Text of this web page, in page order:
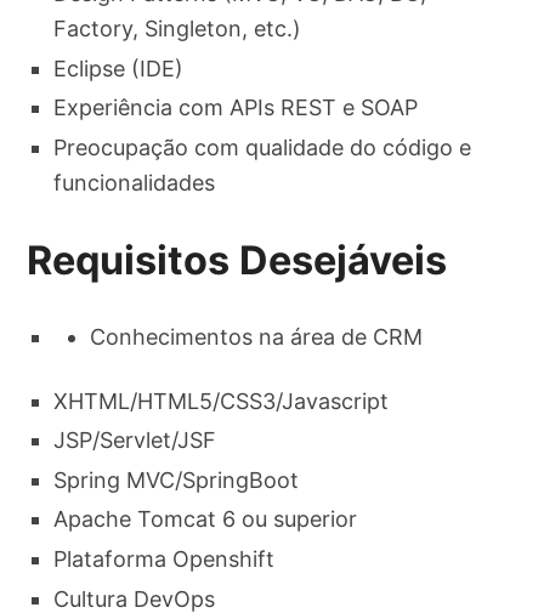
Factory, Singleton, etc.)​
Eclipse (IDE)​
Experiência com APIs REST e SOAP​
Preocupação com qualidade do código e
funcionalidades​
Requisitos Desejáveis
Conhecimentos na área de CRM​
XHTML/HTML5/CSS3/Javascript​
JSP/Servlet/JSF​
Spring MVC/SpringBoot​
Apache Tomcat 6 ou superior​
Plataforma Openshift​
Cultura DevOps​